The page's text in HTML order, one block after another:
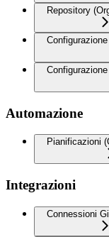
Repository
Automazione
Pianificazioni
Integrazioni
Connessioni